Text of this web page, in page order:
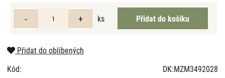
ks
Přidat do oblíbených
Kód:
DK:MZM3492028